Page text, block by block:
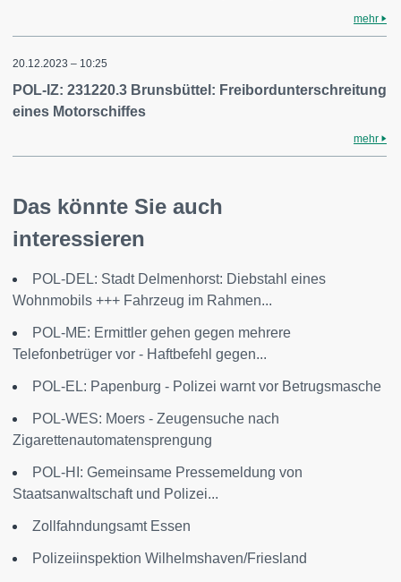
mehr
20.12.2023 – 10:25
POL-IZ: 231220.3 Brunsbüttel: Freibordunterschreitung
eines Motorschiffes
mehr
Das könnte Sie auch
interessieren
POL-DEL: Stadt Delmenhorst: Diebstahl eines
Wohnmobils +++ Fahrzeug im Rahmen...
POL-ME: Ermittler gehen gegen mehrere
Telefonbetrüger vor - Haftbefehl gegen...
POL-EL: Papenburg - Polizei warnt vor Betrugsmasche
POL-WES: Moers - Zeugensuche nach
Zigarettenautomatensprengung
POL-HI: Gemeinsame Pressemeldung von
Staatsanwaltschaft und Polizei...
Zollfahndungsamt Essen
Polizeiinspektion Wilhelmshaven/Friesland